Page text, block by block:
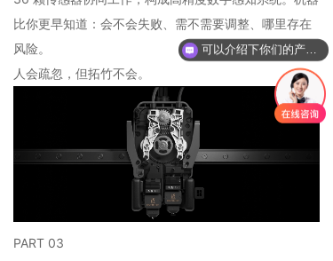
比你更早知道：会不会失败、需不需要调整、哪里存在
风险。
人会疏忽，但拓竹不会。
PART 03
可以介绍下你们的产品么